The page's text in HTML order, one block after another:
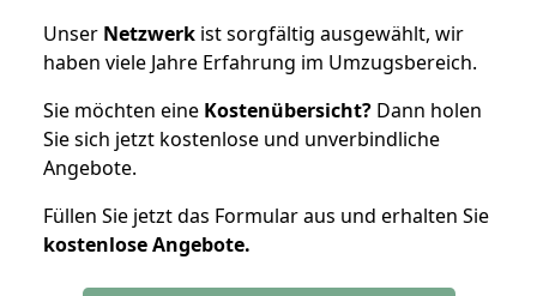
Unser Netzwerk ist sorgfältig ausgewählt, wir
haben viele Jahre Erfahrung im Umzugsbereich.
Sie möchten eine Kostenübersicht? Dann holen
Sie sich jetzt kostenlose und unverbindliche
Angebote.
Füllen Sie jetzt das Formular aus und erhalten Sie
kostenloseAngebote.